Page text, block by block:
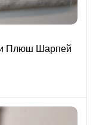
Плюш Шарпей